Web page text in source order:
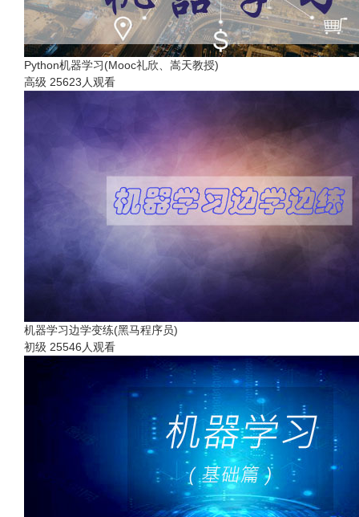
Python机器学习(Mooc礼欣、嵩天教授)
高级 25623人观看
机器学习边学变练(黑马程序员)
初级 25546人观看